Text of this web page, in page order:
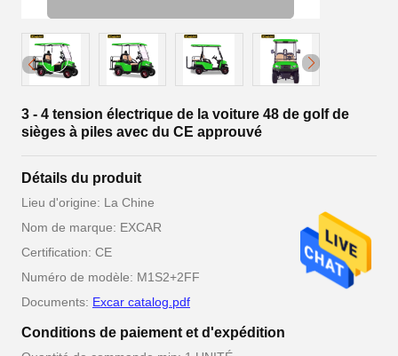
3 - 4 tension électrique de la voiture 48 de golf de
sièges à piles avec du CE approuvé
Détails du produit
Lieu d'origine: La Chine
Nom de marque: EXCAR
Certification: CE
Numéro de modèle: M1S2+2FF
Documents: Excar catalog.pdf
Conditions de paiement et d'expédition